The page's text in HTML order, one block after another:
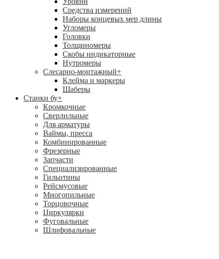
Средства измерений
Наборы концевых мер длины
Угломеры
Головки
Толщиномеры
Скобы индикаторные
Нутромеры
Слесарно-монтажный+
Клейма и маркеры
Шаберы
Станки бу+
Кромкочные
Сверлильные
Для арматуры
Ваймы, пресса
Комбинированные
Фрезерные
Запчасти
Специализированные
Гильотины
Рейсмусовые
Многопильные
Торцовочные
Циркулярки
Фуговальные
Шлифовальные